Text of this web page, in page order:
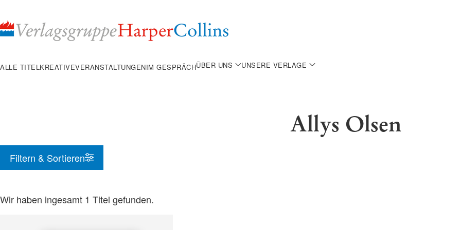
ALLE TITELKREATIVEVERANSTALTUNGENIM GESPRÄCHÜBER UNS UNSERE VERLAGE
Allys Olsen
Filtern & Sortieren
Wir haben ingesamt 1 Titel gefunden.